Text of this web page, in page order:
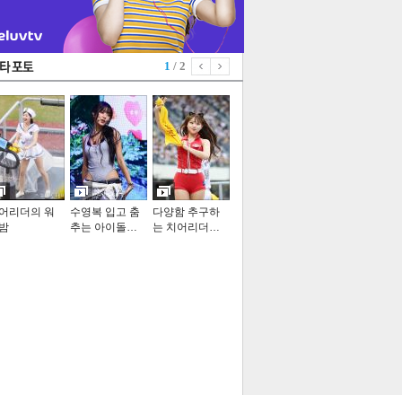
1 / 2
리더의 워
수영복 입고 춤
추는 아이돌…
다양함 추구하
는 치어리더…